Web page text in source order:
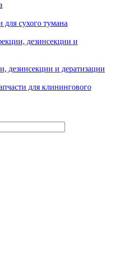
сухого тумана
дезинсекции и
дезинсекции и дератизации
для клинингового